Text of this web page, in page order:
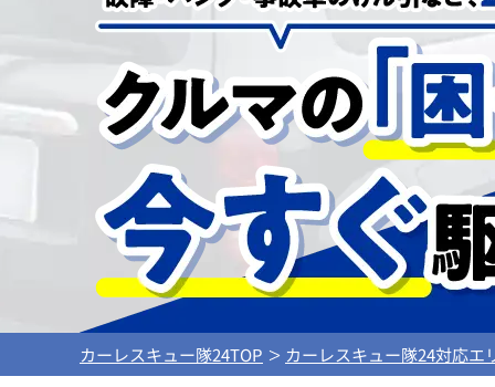
カーレスキュー隊24TOP カーレスキュー隊24対応エ